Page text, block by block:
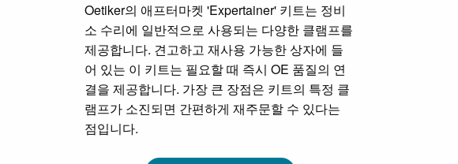
Oetiker의 애프터마켓 'Expertainer' 키트는 정비
소 수리에 일반적으로 사용되는 다양한 클램프를
제공합니다. 견고하고 재사용 가능한 상자에 들
어 있는 이 키트는 필요할 때 즉시 OE 품질의 연
결을 제공합니다. 가장 큰 장점은 키트의 특정 클
램프가 소진되면 간편하게 재주문할 수 있다는
점입니다.